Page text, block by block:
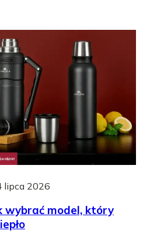
lipca 2026
wybrać model, który